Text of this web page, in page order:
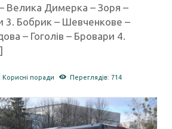
Велика Димерка – Зоря –
3. Бобрик – Шевченкове –
– Гоголів – Бровари 4.
,Корисні поради Переглядів: 714